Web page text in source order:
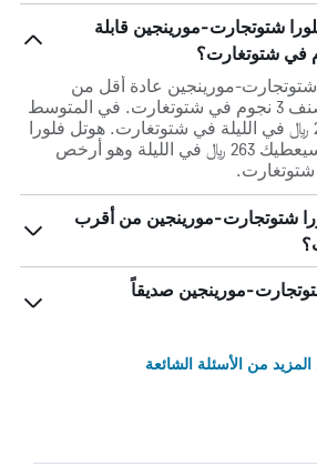
شتوتجارت-مورينجين قابلة
مورينجين عادة أقل من
متوسط ​​سعر فندق مصنف 3 نجوم في شتوتغارت. في المتوسط
، السعر المتوقع هو 238 ﷼ في الليلة في شتوتغارت. هوتل فلورا
شتوتجارت-مورينجين سيعطيك 263 ﷼ في الليلة وهو أرخص
شتوتجارت-مورينجين من أقرب
مورينجين صديقاً
من الأسئلة الشائعة